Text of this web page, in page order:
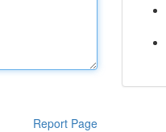
Report Page